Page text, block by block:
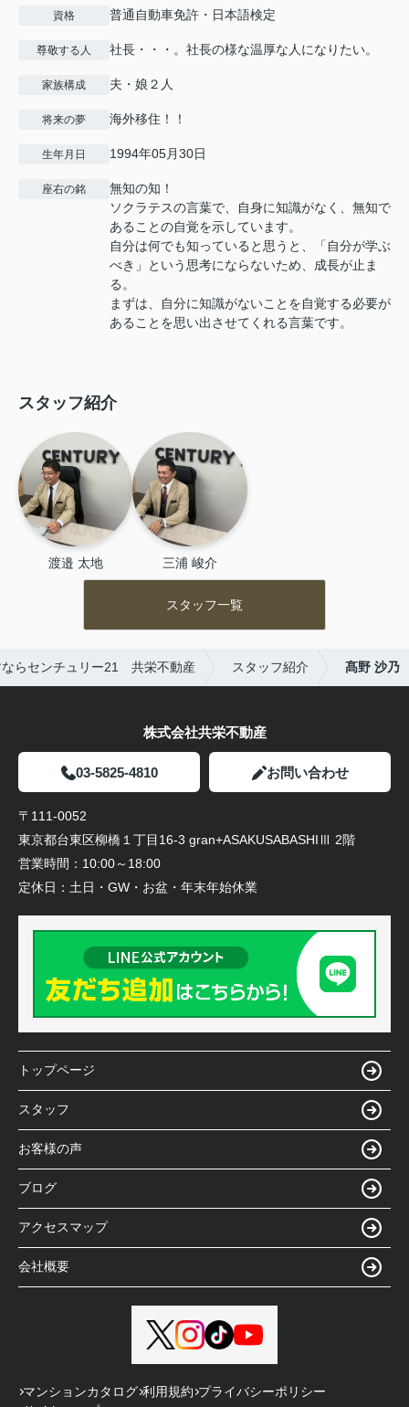
資格 普通自動車免許・日本語検定
尊敬する人 社長・・・。社長の様な温厚な人になりたい。
家族構成 夫・娘２人
将来の夢 海外移住！！
生年月日 1994年05月30日
座右の銘
無知の知！
ソクラテスの言葉で、自身に知識がなく、無知で
あることの自覚を示しています。
自分は何でも知っていると思うと、「自分が学ぶ
べき」という思考にならないため、成長が止ま
る。
まずは、自分に知識がないことを自覚する必要が
あることを思い出させてくれる言葉です。
スタッフ紹介
渡邉 太地 三浦 峻介
スタッフ一覧
ならセンチュリー21 共栄不動産 スタッフ紹介 髙野 沙乃
株式会社共栄不動産
03-5825-4810 お問い合わせ
〒111-0052
東京都台東区柳橋１丁目16-3 gran+ASAKUSABASHIⅢ 2階
営業時間： 10:00～18:00
定休日： 土日・GW・お盆・年末年始休業
トップページ
スタッフ
お客様の声
ブログ
アクセスマップ
会社概要
マンションカタログ 利用規約 プライバシーポリシー